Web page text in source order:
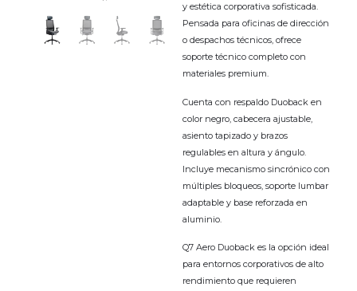
y estética corporativa sofisticada.
Pensada para oficinas de dirección
o despachos técnicos, ofrece
soporte técnico completo con
materiales premium.
Cuenta con respaldo Duoback en
color negro, cabecera ajustable,
asiento tapizado y brazos
regulables en altura y ángulo.
Incluye mecanismo sincrónico con
múltiples bloqueos, soporte lumbar
adaptable y base reforzada en
aluminio.
Q7 Aero Duoback es la opción ideal
para entornos corporativos de alto
rendimiento que requieren